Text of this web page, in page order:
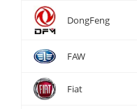
DongFeng
FAW
Fiat